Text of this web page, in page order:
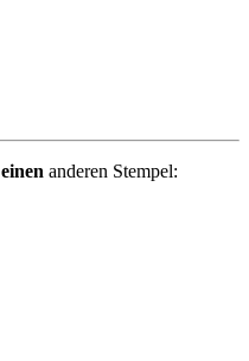
einen anderen Stempel: